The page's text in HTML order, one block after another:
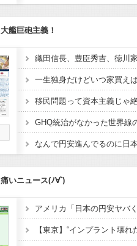
大艦巨砲主義！
一生独身だけどいつ家買え
移民問題って資本主義じゃ
なんで円安進んでるのに日
痛いニュース(ﾉ∀`)